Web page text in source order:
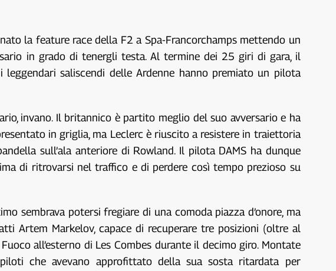
la feature race della F2 a Spa-Francorchamps mettendo un
in grado di tenergli testa. Al termine dei 25 giri di gara, il
saliscendi delle Ardenne hanno premiato un pilota
invano. Il britannico è partito meglio del suo avversario e ha
in griglia, ma Leclerc è riuscito a resistere in traiettoria
sull’ala anteriore di Rowland. Il pilota DAMS ha dunque
di ritrovarsi nel traffico e di perdere così tempo prezioso su
sembrava potersi fregiare di una comoda piazza d’onore, ma
Artem Markelov, capace di recuperare tre posizioni (oltre al
all’esterno di Les Combes durante il decimo giro. Montate
che avevano approfittato della sua sosta ritardata per